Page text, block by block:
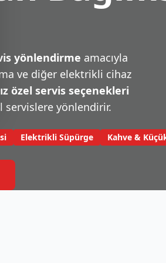
yönlendirme amacıyla
ve diğer elektrikli cihaz
özel servis seçenekleri
servislere yönlendirir.
Elektrikli Süpürge Kahve &